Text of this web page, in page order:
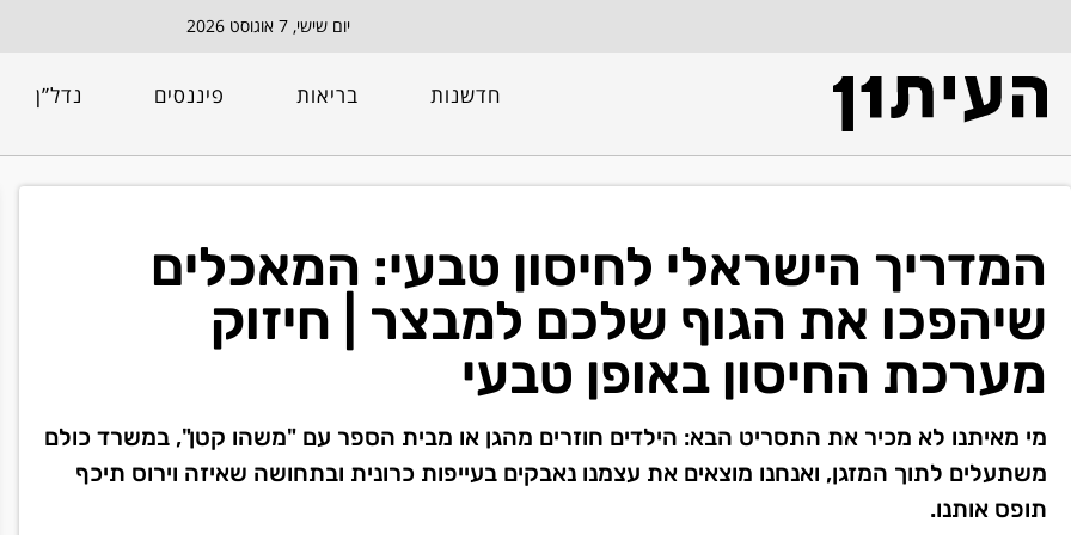
יום שישי, 7 אוגוסט 2026
חדשנות בריאות פיננסים נדל”ן
המדריך הישראלי לחיסון טבעי: המאכלים
שיהפכו את הגוף שלכם למבצר | חיזוק
מערכת החיסון באופן טבעי
מי מאיתנו לא מכיר את התסריט הבא: הילדים חוזרים מהגן או מבית הספר עם "משהו קטן", במשרד כולם
משתעלים לתוך המזגן, ואנחנו מוצאים את עצמנו נאבקים בעייפות כרונית ובתחושה שאיזה וירוס תיכף
תופס אותנו.